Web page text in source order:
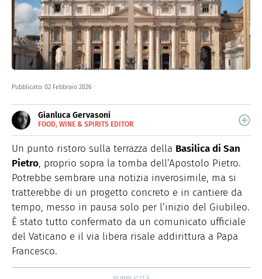
Pubblicato: 02 Febbraio 2026
Gianluca Gervasoni
FOOD, WINE & SPIRITS EDITOR
Scrive sul web dal 2013 e racconta storie di buon cibo,
vino e spirits.
Un punto ristoro sulla terrazza della Basilica di San
Pietro, proprio sopra la tomba dell’Apostolo Pietro.
Potrebbe sembrare una notizia inverosimile, ma si
tratterebbe di un progetto concreto e in cantiere da
tempo, messo in pausa solo per l’inizio del Giubileo.
È stato tutto confermato da un comunicato ufficiale
del Vaticano e il via libera risale addirittura a Papa
Francesco.